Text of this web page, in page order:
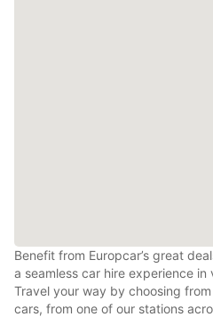
Benefit from Europcar’s great
a seamless car hire experience
Travel your way by choosing
cars, from one of our stations